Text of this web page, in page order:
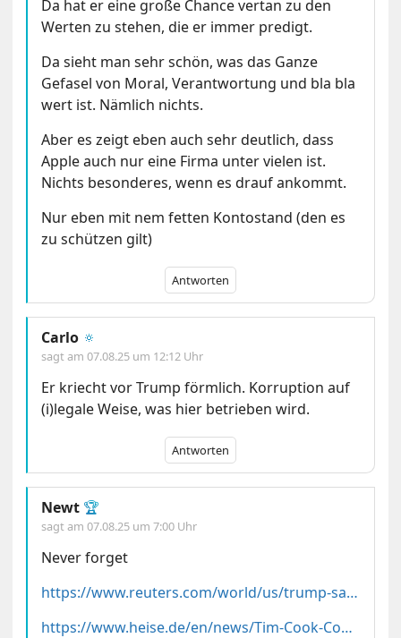
Da hat er eine große Chance vertan zu den
Werten zu stehen, die er immer predigt.
Da sieht man sehr schön, was das Ganze
Gefasel von Moral, Verantwortung und bla bla
wert ist. Nämlich nichts.
Aber es zeigt eben auch sehr deutlich, dass
Apple auch nur eine Firma unter vielen ist.
Nichts besonderes, wenn es drauf ankommt.
Nur eben mit nem fetten Kontostand (den es
zu schützen gilt)
Antworten
Carlo 🔅
sagt am07.08.25 um 12:12 Uhr
Er kriecht vor Trump förmlich. Korruption auf
(i)legale Weise, was hier betrieben wird.
Antworten
Newt 🏆
sagt am07.08.25 um 7:00 Uhr
Never forget
https://www.reuters.com/world/us/trump-says-apple-ceo-cook-called-him-with-concerns-about-eu-penalties-2024-10-17/
https://www.heise.de/en/news/Tim-Cook-Complaint-to-Donald-Trump-about-the-behavior-of-the-EU-Commission-9989754.html